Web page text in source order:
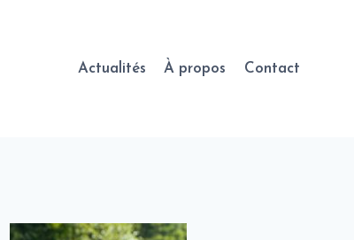
Actualités À propos Contact